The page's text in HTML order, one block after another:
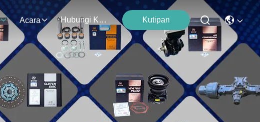
Acara Hubungi Kami Kutipan